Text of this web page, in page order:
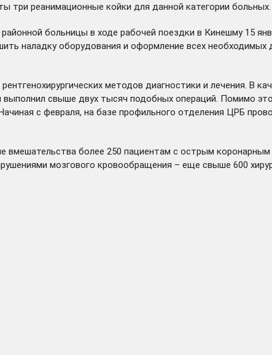
три реанимационные койки для данной категории больных.
больницы в ходе рабочей поездки в Кинешму 15
наладку оборудования и оформление всех
методов диагностики и лечения. В
свыше двух тысяч подобных операций. Помимо
с февраля, на базе профильного отделения ЦРБ
более 250 пациентам с острым
мозгового кровообращения – еще свыше 600